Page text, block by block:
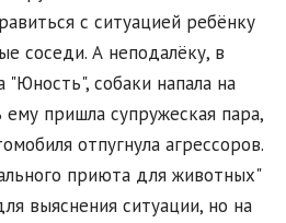
с ситуацией ребёнку
соседи. А неподалёку, в
"Юность", собаки напала на
пришла супружеская пара,
отпугнула агрессоров.
приюта для животных"
выяснения ситуации, но на